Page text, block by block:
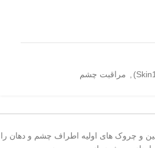
مراقبت چشم
و چروک های اولیه اطراف چشم و دهان را